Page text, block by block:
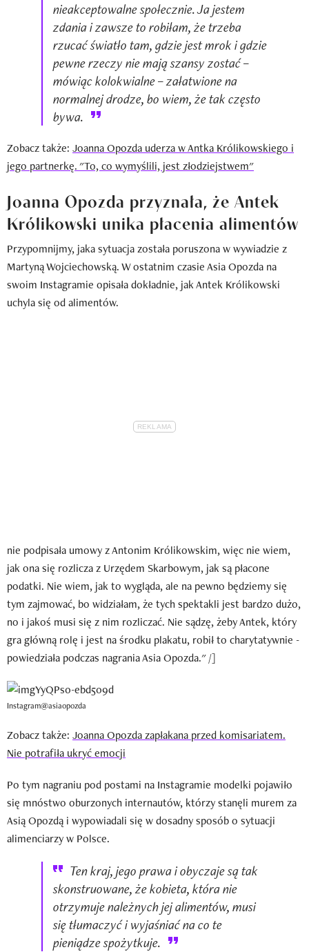
nieakceptowalne społecznie. Ja jestem
zdania i zawsze to robiłam, że trzeba
rzucać światło tam, gdzie jest mrok i gdzie
pewne rzeczy nie mają szansy zostać –
mówiąc kolokwialne – załatwione na
normalnej drodze, bo wiem, że tak często
bywa.
Zobacz także: Joanna Opozda uderza w Antka Królikowskiego i
jego partnerkę. "To, co wymyślili, jest złodziejstwem"
Joanna Opozda przyznała, że Antek
Królikowski unika płacenia alimentów
Przypomnijmy, jaka sytuacja została poruszona w wywiadzie z
Martyną Wojciechowską. W ostatnim czasie Asia Opozda na
swoim Instagramie opisała dokładnie, jak Antek Królikowski
uchyla się od alimentów.
nie podpisała umowy z Antonim Królikowskim, więc nie wiem,
jak ona się rozlicza z Urzędem Skarbowym, jak są płacone
podatki. Nie wiem, jak to wygląda, ale na pewno będziemy się
tym zajmować, bo widziałam, że tych spektakli jest bardzo dużo,
no i jakoś musi się z nim rozliczać. Nie sądzę, żeby Antek, który
gra główną rolę i jest na środku plakatu, robił to charytatywnie -
powiedziała podczas nagrania Asia Opozda." /]
Instagram@asiaopozda
Zobacz także: Joanna Opozda zapłakana przed komisariatem.
Nie potrafiła ukryć emocji
Po tym nagraniu pod postami na Instagramie modelki pojawiło
się mnóstwo oburzonych internautów, którzy stanęli murem za
Asią Opozdą i wypowiadali się w dosadny sposób o sytuacji
alimenciarzy w Polsce.
Ten kraj, jego prawa i obyczaje są tak
skonstruowane, że kobieta, która nie
otrzymuje należnych jej alimentów, musi
się tłumaczyć i wyjaśniać na co te
pieniądze spożytkuje.